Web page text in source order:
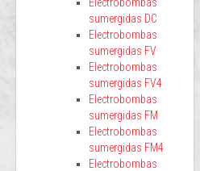
sumergidas DC
Electrobombas
sumergidas FV
Electrobombas
sumergidas FV4
Electrobombas
sumergidas FM
Electrobombas
sumergidas FM4
Electrobombas